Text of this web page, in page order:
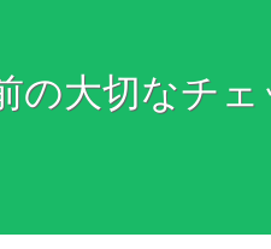
の大切なチェ